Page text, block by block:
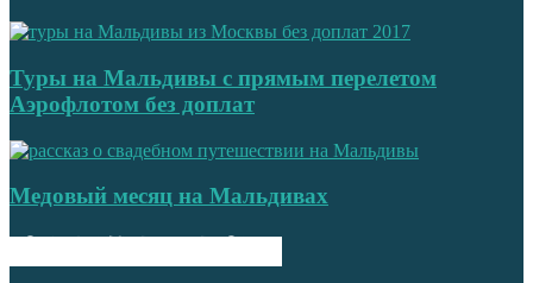
Туры на Мальдивы с прямым перелетом
Аэрофлотом без доплат
Медовый месяц на Мальдивах